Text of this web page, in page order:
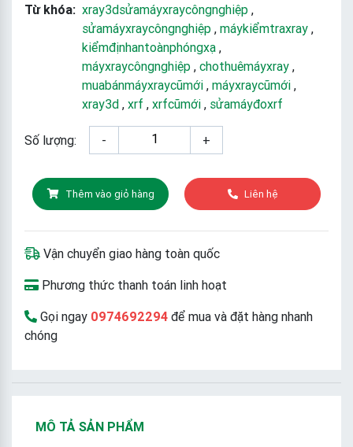
Từ khóa: xray3dsửamáyxraycôngnghiệp ,
sửamáyxraycôngnghiệp , máykiểmtraxray ,
kiểmđịnhantoànphóngxạ ,
máyxraycôngnghiệp , chothuêmáyxray ,
muabánmáyxraycũmới , máyxraycũmới ,
xray3d , xrf , xrfcũmới , sửamáyđoxrf
Số lượng: - +
Thêm vào giỏ hàng Liên hệ
Vận chuyển giao hàng toàn quốc
Phương thức thanh toán linh hoạt
Gọi ngay 0974692294 để mua và đặt hàng nhanh
chóng
MÔ TẢ SẢN PHẨM